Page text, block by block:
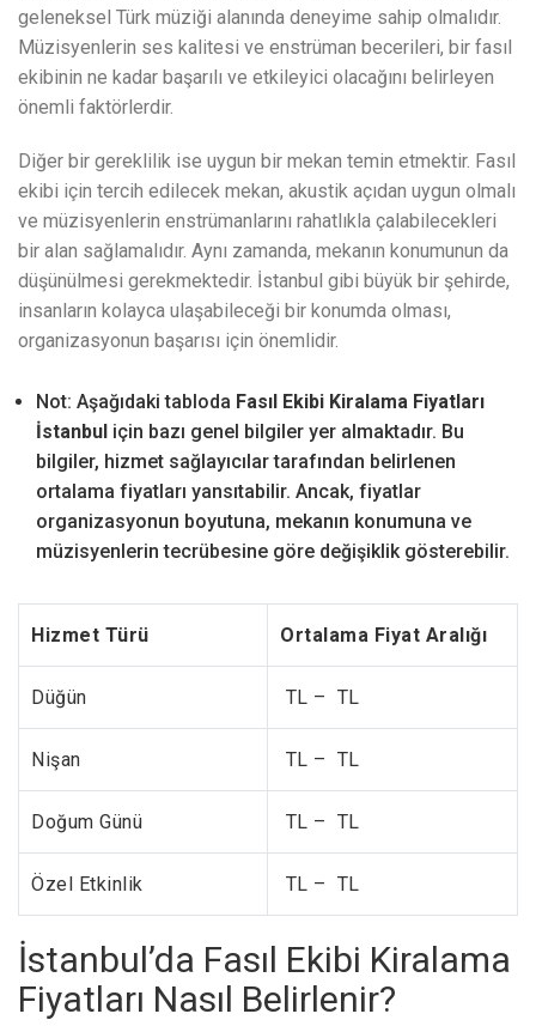
geleneksel Türk müziği alanında deneyime sahip olmalıdır.
Müzisyenlerin ses kalitesi ve enstrüman becerileri, bir fasıl
ekibinin ne kadar başarılı ve etkileyici olacağını belirleyen
önemli faktörlerdir.
Diğer bir gereklilik ise uygun bir mekan temin etmektir. Fasıl
ekibi için tercih edilecek mekan, akustik açıdan uygun olmalı
ve müzisyenlerin enstrümanlarını rahatlıkla çalabilecekleri
bir alan sağlamalıdır. Aynı zamanda, mekanın konumunun da
düşünülmesi gerekmektedir. İstanbul gibi büyük bir şehirde,
insanların kolayca ulaşabileceği bir konumda olması,
organizasyonun başarısı için önemlidir.
Not: Aşağıdaki tabloda Fasıl Ekibi Kiralama Fiyatları
İstanbul için bazı genel bilgiler yer almaktadır. Bu
bilgiler, hizmet sağlayıcılar tarafından belirlenen
ortalama fiyatları yansıtabilir. Ancak, fiyatlar
organizasyonun boyutuna, mekanın konumuna ve
müzisyenlerin tecrübesine göre değişiklik gösterebilir.
Hizmet Türü Ortalama Fiyat Aralığı
Düğün TL – TL
Nişan TL – TL
Doğum Günü TL – TL
Özel Etkinlik TL – TL
İstanbul’da Fasıl Ekibi Kiralama
Fiyatları Nasıl Belirlenir?